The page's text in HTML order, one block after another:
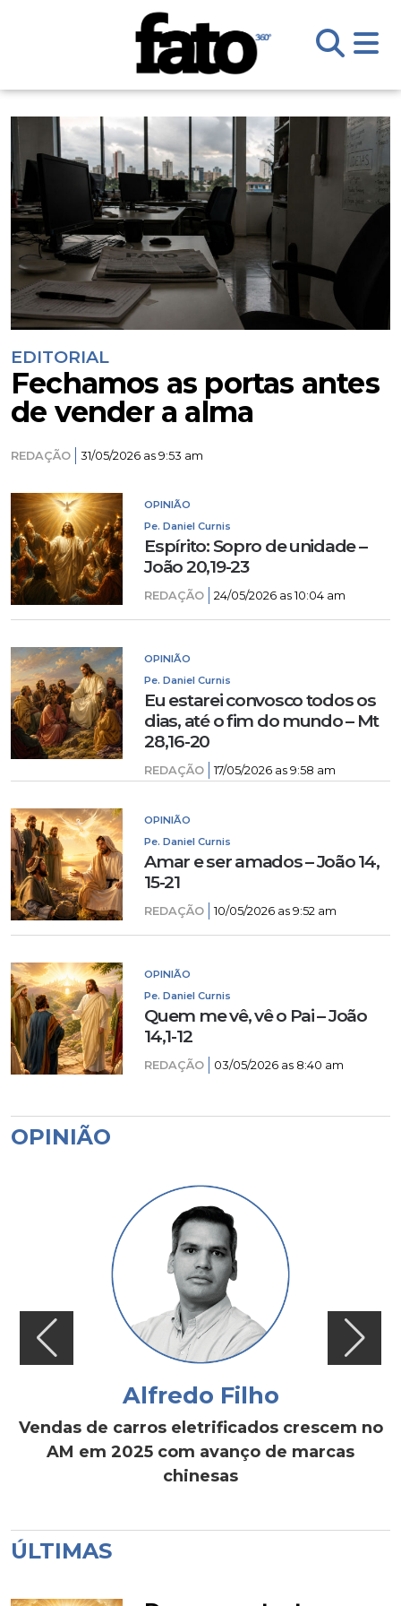
EDITORIAL
Fechamos as portas antes
de vender a alma
REDAÇÃO 31/05/2026 as 9:53 am
OPINIÃO
Pe. Daniel Curnis
Espírito: Sopro de unidade –
João 20,19-23
REDAÇÃO 24/05/2026 as 10:04 am
OPINIÃO
Pe. Daniel Curnis
Eu estarei convosco todos os
dias, até o fim do mundo – Mt
28,16-20
REDAÇÃO 17/05/2026 as 9:58 am
OPINIÃO
Pe. Daniel Curnis
Amar e ser amados – João 14,
15-21
REDAÇÃO 10/05/2026 as 9:52 am
OPINIÃO
Pe. Daniel Curnis
Quem me vê, vê o Pai – João
14,1-12
REDAÇÃO 03/05/2026 as 8:40 am
OPINIÃO
Alfredo Filho
Vendas de carros eletrificados crescem no
AM em 2025 com avanço de marcas
chinesas
ÚLTIMAS